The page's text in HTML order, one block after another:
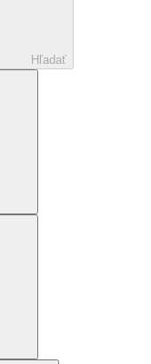
Hľadať